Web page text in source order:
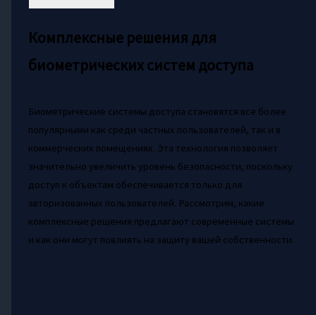
Комплексные решения для
биометрических систем доступа
Биометрические системы доступа становятся все более
популярными как среди частных пользователей, так и в
коммерческих помещениях. Эта технология позволяет
значительно увеличить уровень безопасности, поскольку
доступ к объектам обеспечивается только для
авторизованных пользователей. Рассмотрим, какие
комплексные решения предлагают современные системы
и как они могут повлиять на защиту вашей собственности.